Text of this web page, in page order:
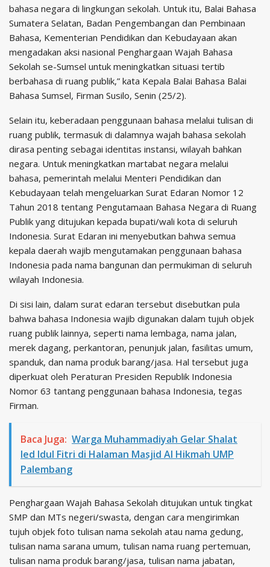
bahasa negara di lingkungan sekolah. Untuk itu, Balai Bahasa
Sumatera Selatan, Badan Pengembangan dan Pembinaan
Bahasa, Kementerian Pendidikan dan Kebudayaan akan
mengadakan aksi nasional Penghargaan Wajah Bahasa
Sekolah se-Sumsel untuk meningkatkan situasi tertib
berbahasa di ruang publik,” kata Kepala Balai Bahasa Balai
Bahasa Sumsel, Firman Susilo, Senin (25/2).
Selain itu, keberadaan penggunaan bahasa melalui tulisan di
ruang publik, termasuk di dalamnya wajah bahasa sekolah
dirasa penting sebagai identitas instansi, wilayah bahkan
negara. Untuk meningkatkan martabat negara melalui
bahasa, pemerintah melalui Menteri Pendidikan dan
Kebudayaan telah mengeluarkan Surat Edaran Nomor 12
Tahun 2018 tentang Pengutamaan Bahasa Negara di Ruang
Publik yang ditujukan kepada bupati/wali kota di seluruh
Indonesia. Surat Edaran ini menyebutkan bahwa semua
kepala daerah wajib mengutamakan penggunaan bahasa
Indonesia pada nama bangunan dan permukiman di seluruh
wilayah Indonesia.
Di sisi lain, dalam surat edaran tersebut disebutkan pula
bahwa bahasa Indonesia wajib digunakan dalam tujuh objek
ruang publik lainnya, seperti nama lembaga, nama jalan,
merek dagang, perkantoran, penunjuk jalan, fasilitas umum,
spanduk, dan nama produk barang/jasa. Hal tersebut juga
diperkuat oleh Peraturan Presiden Republik Indonesia
Nomor 63 tantang penggunaan bahasa Indonesia, tegas
Firman.
Baca Juga: Warga Muhammadiyah Gelar Shalat
Ied Idul Fitri di Halaman Masjid Al Hikmah UMP
Palembang
Penghargaan Wajah Bahasa Sekolah ditujukan untuk tingkat
SMP dan MTs negeri/swasta, dengan cara mengirimkan
tujuh objek foto tulisan nama sekolah atau nama gedung,
tulisan nama sarana umum, tulisan nama ruang pertemuan,
tulisan nama produk barang/jasa, tulisan nama jabatan,